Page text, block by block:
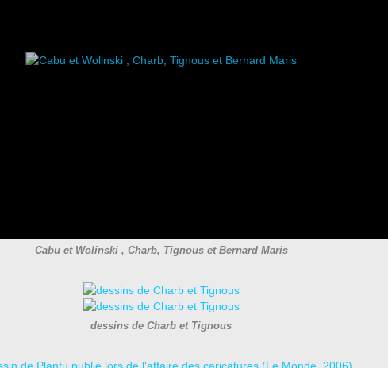
Cabu et Wolinski , Charb, Tignous et Bernard Maris
dessins de Charb et Tignous